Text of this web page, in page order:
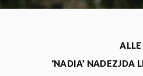
ALLE
‘NADIA’ NADEZJDA